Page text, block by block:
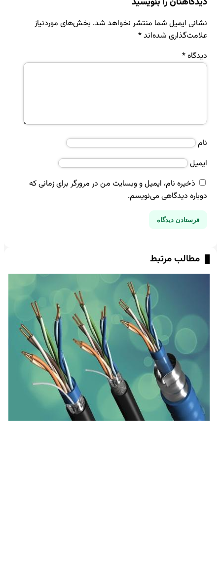
نشانی ایمیل شما منتشر نخواهد شد. بخش‌های موردنیاز
علامت‌گذاری شده‌اند*
دیدگاه*
نام
ایمیل
ذخیره نام، ایمیل و وبسایت من در مرورگر برای زمانی که
دوباره دیدگاهی می‌نویسم.
مطالب مرتبط